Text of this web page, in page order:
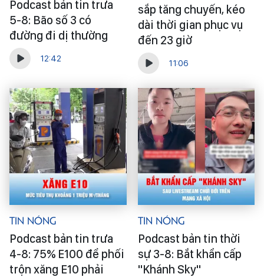
Podcast bản tin trưa
5-8: Bão số 3 có
đường đi dị thường
12:42
sắp tăng chuyến, kéo
dài thời gian phục vụ
đến 23 giờ
11:06
Tin Nóng
Podcast bản tin trưa
4-8: 75% E100 để phối
trộn xăng E10 phải
Tin Nóng
Podcast bản tin thời
sự 3-8: Bắt khẩn cấp
"Khánh Sky"